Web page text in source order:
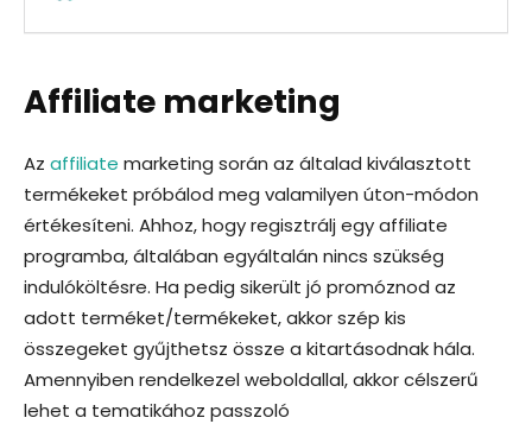
Affiliate marketing
Az affiliate marketing során az általad kiválasztott
termékeket próbálod meg valamilyen úton-módon
értékesíteni. Ahhoz, hogy regisztrálj egy affiliate
programba, általában egyáltalán nincs szükség
indulóköltésre. Ha pedig sikerült jó promóznod az
adott terméket/termékeket, akkor szép kis
összegeket gyűjthetsz össze a kitartásodnak hála.
Amennyiben rendelkezel weboldallal, akkor célszerű
lehet a tematikához passzoló